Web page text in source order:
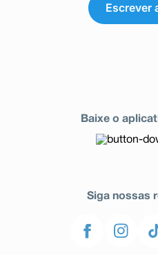
Escrever
Baixe o
Siga nossas